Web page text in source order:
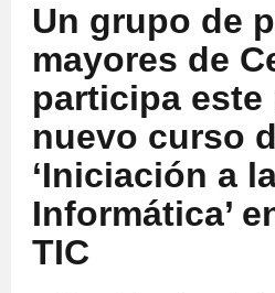
Un grupo de
mayores de
participa este
nuevo curso
‘Iniciación a
Informática’
TIC